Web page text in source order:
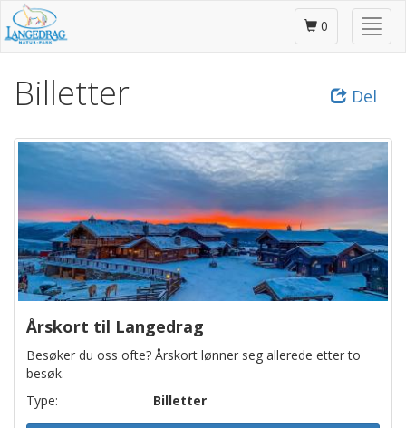
til
hovedinnhold
Skjul
/
0
Del
Billetter
Årskort til Langedrag
Besøker du oss ofte? Årskort lønner seg allerede etter to
besøk.
Type:
Billetter